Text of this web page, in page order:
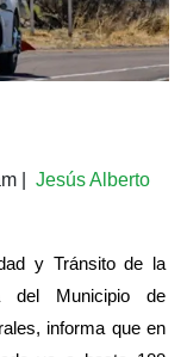
|
Jesús Alberto
y Tránsito de la
del Municipio de
informa que en